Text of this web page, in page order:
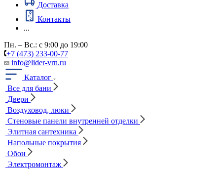
Доставка
Контакты
...
Пн. – Вс.: с 9:00 до 19:00
+7 (473) 233-00-77
info@lider-vrn.ru
Каталог
Все для бани
Двери
Воздуховод, люки
Стеновые панели внутренней отделки
Элитная сантехника
Напольные покрытия
Обои
Электромонтаж